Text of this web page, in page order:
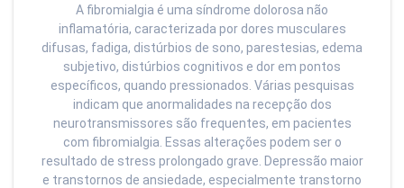
A fibromialgia é uma síndrome dolorosa não
inflamatória, caracterizada por dores musculares
difusas, fadiga, distúrbios de sono, parestesias, edema
subjetivo, distúrbios cognitivos e dor em pontos
específicos, quando pressionados. Várias pesquisas
indicam que anormalidades na recepção dos
neurotransmissores são frequentes, em pacientes
com fibromialgia. Essas alterações podem ser o
resultado de stress prolongado grave. Depressão maior
e transtornos de ansiedade, especialmente transtorno